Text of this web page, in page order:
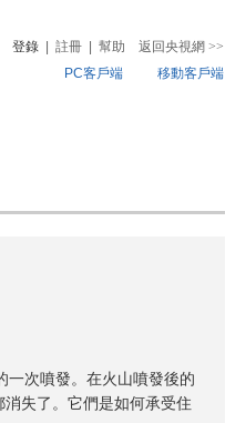
登錄 註冊 幫助 返回央視網 >>
PC客戶端
移動客戶端
一次噴發。在火山噴發後的
失了。它們是如何承受住